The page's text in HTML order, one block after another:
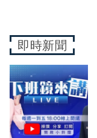
即時新聞